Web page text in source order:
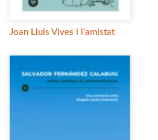
Joan Lluís Vives i l'amistat